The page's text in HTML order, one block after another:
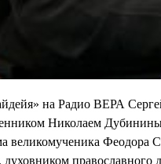
на Радио ВЕРА
Николаем
великомученика Феодора
православного